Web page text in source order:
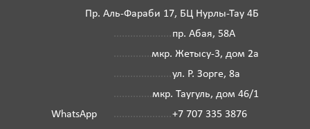
Пр. Аль-Фараби 17, БЦ Нурлы-Тау 4Б
пр. Абая, 58А
мкр. Жетысу-3, дом 2а
ул. Р. Зорге, 8а
мкр. Таугуль, дом 46/1
WhatsApp
+7 707 335 3876